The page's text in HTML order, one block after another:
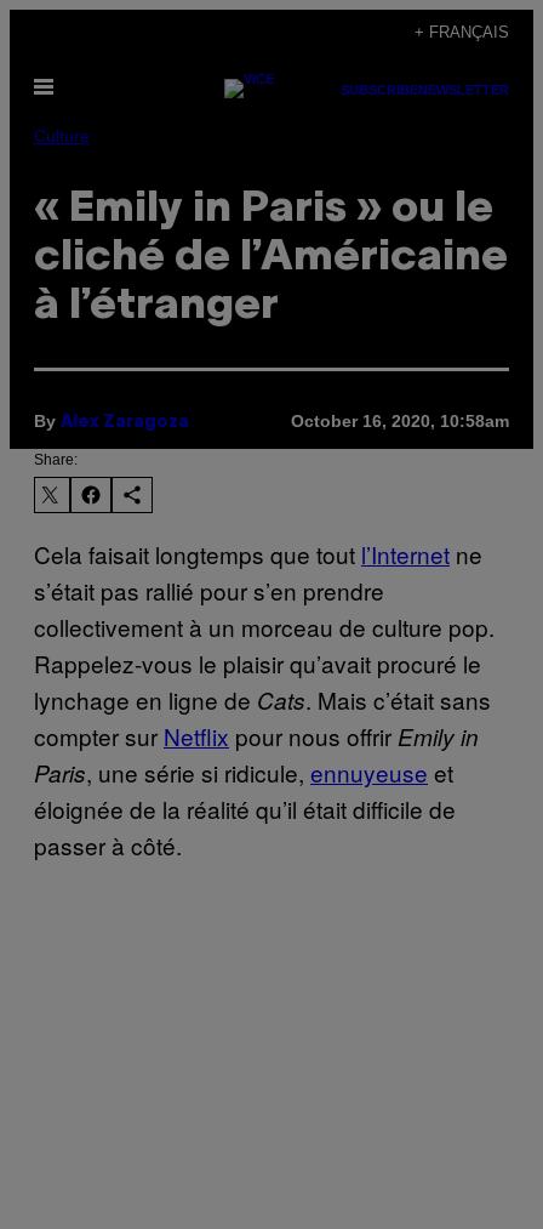
content
+ FRANÇAIS
Open
SUBSCRIBENEWSLETTER
Culture
« Emily in Paris » ou le
cliché de l’Américaine
à l’étranger
By Alex Zaragoza October 16, 2020, 10:58am
Share:
Cela faisait longtemps que tout l’Internet ne
s’était pas rallié pour s’en prendre
collectivement à un morceau de culture pop.
Rappelez-vous le plaisir qu’avait procuré le
lynchage en ligne de Cats. Mais c’était sans
compter sur Netflix pour nous offrir Emily in
Paris, une série si ridicule, ennuyeuse et
éloignée de la réalité qu’il était difficile de
passer à côté.